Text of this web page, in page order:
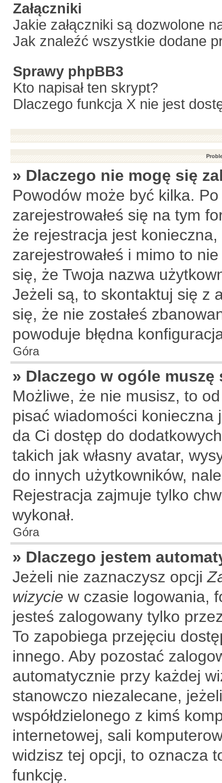
Załączniki
Jakie załączniki są dozwolone
Jak znaleźć wszystkie dodane
Sprawy phpBB3
Kto napisał ten skrypt?
Dlaczego funkcja X nie jest
» Dlaczego nie mogę się
Powodów może być kilka.
zarejestrowałeś się na tym
że rejestracja jest
zarejestrowałeś i mimo to
się, że Twoja nazwa
Jeżeli są, to skontaktuj się z
się, że nie zostałeś
powoduje błędna
Góra
» Dlaczego w ogóle
Możliwe, że nie musisz, to
pisać wiadomości
da Ci dostęp do
takich jak własny avatar,
do innych użytkowników,
Rejestracja zajmuje tylko
wykonał.
Góra
» Dlaczego jestem
Jeżeli nie zaznaczysz opcji
wizycie w czasie logowania,
jesteś zalogowany tylko
To zapobiega przejęciu
innego. Aby pozostać
automatycznie przy każdej
stanowczo niezalecane,
współdzielonego z kimś
internetowej, sali
widzisz tej opcji, to oznacza
funkcję.